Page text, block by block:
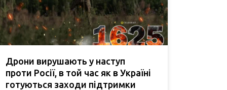
Дрони вирушають у наступ
проти Росії, в той час як в Україні
готуються заходи підтримки